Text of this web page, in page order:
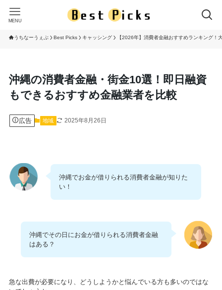
MENU
うちなーうぇぶ Best Picks キャッシング 【2026年】消費者金融おすすめランキング
沖縄の消費者金融・街金10選！即日融資
もできるおすすめ金融業者を比較
広告 地域 2025年8月26日
沖縄でお金が借りられる消費者金融が知りた
い！
沖縄でその日にお金が借りられる消費者金融
はある？
急な出費が必要になり、どうしようかと悩んでいる方も多いのではな